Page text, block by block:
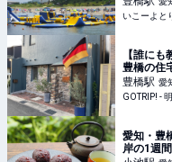
とりっぷ
いこーよと
【誰に
豊橋の住
ールとは
つ）」 -
豊橋駅 愛
GOTRIP! -
愛知・豊
岸の1週